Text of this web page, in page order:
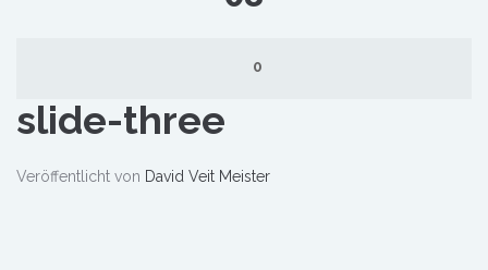
0
slide-three
Veröffentlicht von David Veit Meister